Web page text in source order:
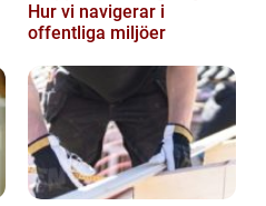
Hur vi navigerar i
offentliga miljöer